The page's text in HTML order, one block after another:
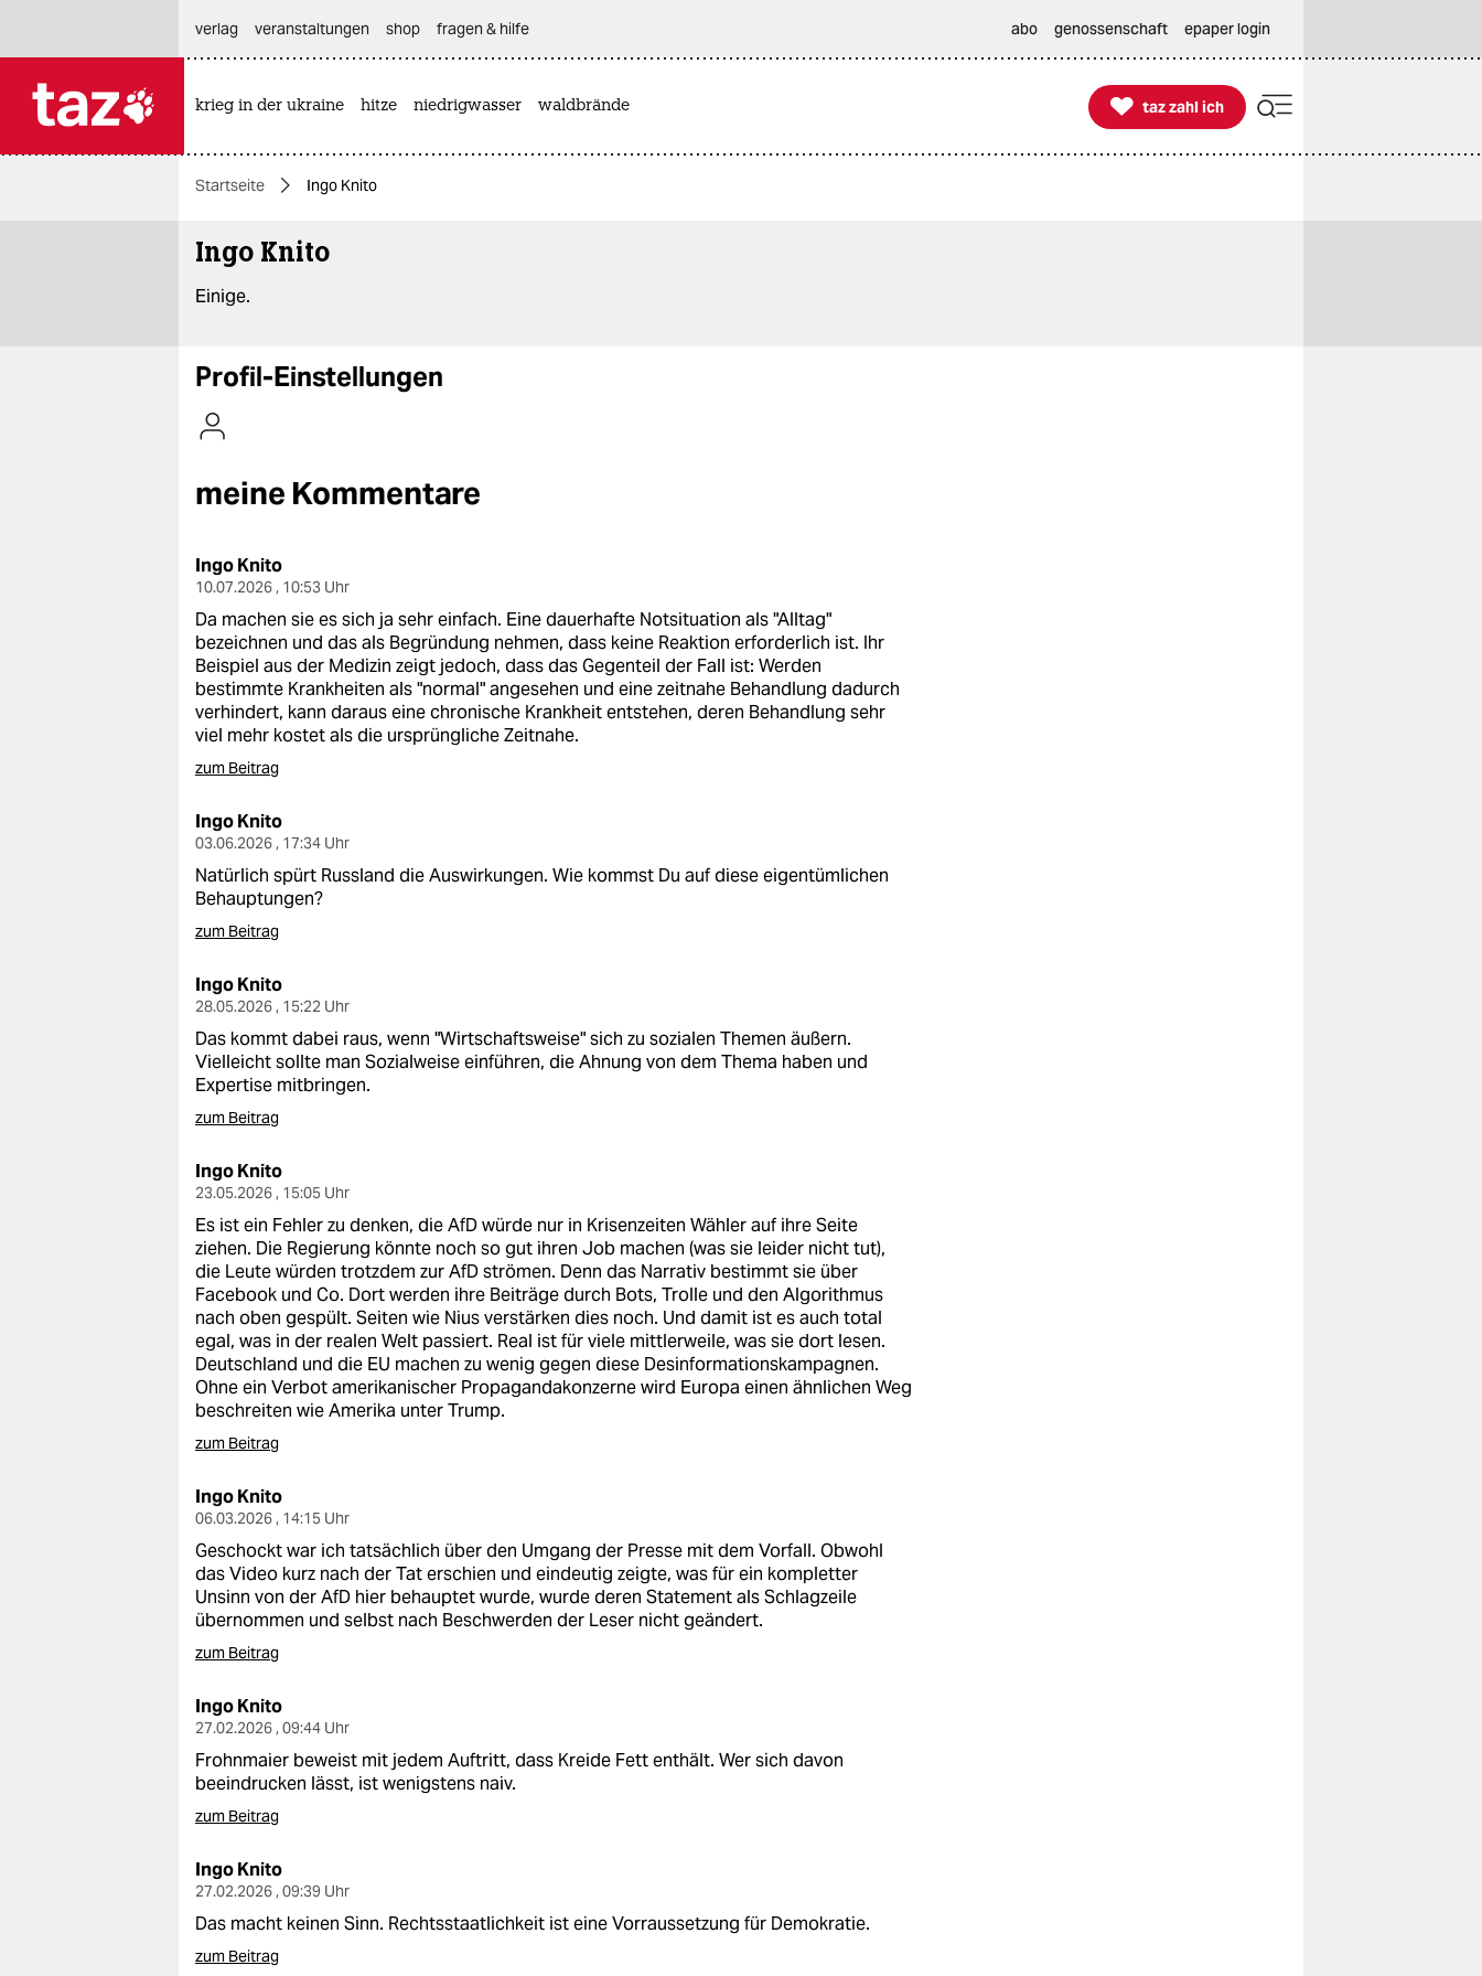
themen
politik
öko
sport
berlin
wahrheit
verlag
verlag
veranstaltungen
shop
fragen & hilfe
unterstützen
abo
epaper login
verlag
veranstaltungen shop fragen & hilfe abo genossenschaft epaper login
krieg in der ukraine hitze niedrigwasser waldbrände 
taz zahl ich
taz zahl ich
Startseite Ingo Knito
Ingo Knito
Einige.
Profil-Einstellungen
meine Kommentare
Ingo Knito
10.07.2026 , 10:53 Uhr
Da machen sie es sich ja sehr einfach. Eine dauerhafte Notsituation als "Alltag"
bezeichnen und das als Begründung nehmen, dass keine Reaktion erforderlich ist. Ihr
Beispiel aus der Medizin zeigt jedoch, dass das Gegenteil der Fall ist: Werden
bestimmte Krankheiten als "normal" angesehen und eine zeitnahe Behandlung dadurch
verhindert, kann daraus eine chronische Krankheit entstehen, deren Behandlung sehr
viel mehr kostet als die ursprüngliche Zeitnahe.
zum Beitrag
Ingo Knito
03.06.2026 , 17:34 Uhr
Natürlich spürt Russland die Auswirkungen. Wie kommst Du auf diese eigentümlichen
Behauptungen?
zum Beitrag
Ingo Knito
28.05.2026 , 15:22 Uhr
Das kommt dabei raus, wenn "Wirtschaftsweise" sich zu sozialen Themen äußern.
Vielleicht sollte man Sozialweise einführen, die Ahnung von dem Thema haben und
Expertise mitbringen.
zum Beitrag
Ingo Knito
23.05.2026 , 15:05 Uhr
Es ist ein Fehler zu denken, die AfD würde nur in Krisenzeiten Wähler auf ihre Seite
ziehen. Die Regierung könnte noch so gut ihren Job machen (was sie leider nicht tut),
die Leute würden trotzdem zur AfD strömen. Denn das Narrativ bestimmt sie über
Facebook und Co. Dort werden ihre Beiträge durch Bots, Trolle und den Algorithmus
nach oben gespült. Seiten wie Nius verstärken dies noch. Und damit ist es auch total
egal, was in der realen Welt passiert. Real ist für viele mittlerweile, was sie dort lesen.
Deutschland und die EU machen zu wenig gegen diese Desinformationskampagnen.
Ohne ein Verbot amerikanischer Propagandakonzerne wird Europa einen ähnlichen Weg
beschreiten wie Amerika unter Trump.
zum Beitrag
Ingo Knito
06.03.2026 , 14:15 Uhr
Geschockt war ich tatsächlich über den Umgang der Presse mit dem Vorfall. Obwohl
das Video kurz nach der Tat erschien und eindeutig zeigte, was für ein kompletter
Unsinn von der AfD hier behauptet wurde, wurde deren Statement als Schlagzeile
übernommen und selbst nach Beschwerden der Leser nicht geändert.
zum Beitrag
Ingo Knito
27.02.2026 , 09:44 Uhr
Frohnmaier beweist mit jedem Auftritt, dass Kreide Fett enthält. Wer sich davon
beeindrucken lässt, ist wenigstens naiv.
zum Beitrag
Ingo Knito
27.02.2026 , 09:39 Uhr
Das macht keinen Sinn. Rechtsstaatlichkeit ist eine Vorraussetzung für Demokratie.
zum Beitrag